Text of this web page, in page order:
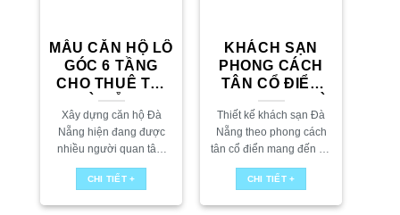
MẪU CĂN HỘ LÔ
GÓC 6 TẦNG
CHO THUÊ TẠI
ĐÀ NẴNG
Xây dựng căn hộ Đà
Nẵng hiện đang được
nhiều người quan tâm
đặc biệt tại những thành
phố lớn như Đà Nẵng.
CHI TIẾT +
KHÁCH SẠN
PHONG CÁCH
TÂN CỔ ĐIỂN
5MX22M TẠI ĐÀ
NẴNG
Thiết kế khách sạn Đà
Nẵng theo phong cách
tân cổ điển mang đến sự
kết hợp hoàn hảo giữa
vẻ đẹp sang trọng, tinh tế
CHI TIẾT +